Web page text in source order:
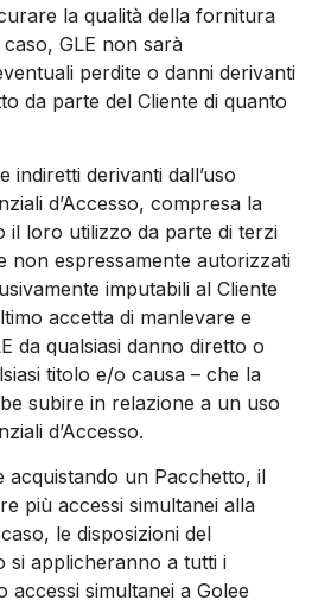
la qualità della fornitura
GLE non sarà
perdite o danni derivanti
da parte del Cliente di quanto
indiretti derivanti dall’uso
d’Accesso, compresa la
il loro utilizzo da parte di terzi
non espressamente autorizzati
imputabili al Cliente
accetta di manlevare e
da qualsiasi danno diretto o
titolo e/o causa – che la
subire in relazione a un uso
d’Accesso.
acquistando un Pacchetto, il
più accessi simultanei alla
le disposizioni del
si applicheranno a tutti i
accessi simultanei a Golee